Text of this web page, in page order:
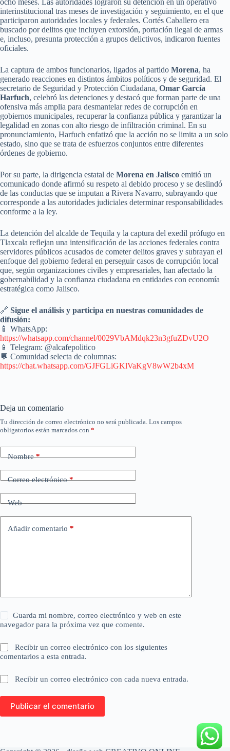
interinstitucional tras meses de investigación y seguimiento, en el que
participaron autoridades locales y federales. Cortés Caballero era
buscado por delitos que incluyen extorsión, portación ilegal de armas
e, incluso, presunta protección a grupos delictivos, indicaron fuentes
oficiales.
La captura de ambos funcionarios, ligados al partido Morena, ha
generado reacciones en distintos ámbitos políticos y de seguridad. El
secretario de Seguridad y Protección Ciudadana, Omar García
Harfuch, celebró las detenciones y destacó que forman parte de una
ofensiva más amplia para desmantelar redes de corrupción en
gobiernos municipales, recuperar la confianza pública y garantizar la
legalidad en zonas con alto riesgo de infiltración criminal. En su
pronunciamiento, Harfuch enfatizó que la acción no se limita a un solo
estado, sino que se trata de esfuerzos conjuntos entre diferentes
órdenes de gobierno.
Por su parte, la dirigencia estatal de Morena en Jalisco emitió un
comunicado donde afirmó su respeto al debido proceso y se deslindó
de las conductas que se imputan a Rivera Navarro, subrayando que
corresponde a las autoridades judiciales determinar responsabilidades
conforme a la ley.
La detención del alcalde de Tequila y la captura del exedil prófugo en
Tlaxcala reflejan una intensificación de las acciones federales contra
servidores públicos acusados de cometer delitos graves y subrayan el
enfoque del gobierno federal en perseguir casos de corrupción local
que, según organizaciones civiles y empresariales, han afectado la
gobernabilidad y la confianza ciudadana en entidades con economía
estratégica como Jalisco.
🔗 Sigue el análisis y participa en nuestras comunidades de
difusión:
📱 WhatsApp:
https://whatsapp.com/channel/0029VbAMdqk23n3gfuZDvU2O
📱 Telegram: @alcafepolitico
💬 Comunidad selecta de columnas:
https://chat.whatsapp.com/GJFGLiGKlVaKgV8wW2b4xM
Deja un comentario
Tu dirección de correo electrónico no será publicada. Los campos
obligatorios están marcados con *
Nombre*
Correo electrónico*
Web
Añadir comentario *
Guarda mi nombre, correo electrónico y web en este
navegador para la próxima vez que comente.
Recibir un correo electrónico con los siguientes
comentarios a esta entrada.
Recibir un correo electrónico con cada nueva entrada.
Publicar el comentario